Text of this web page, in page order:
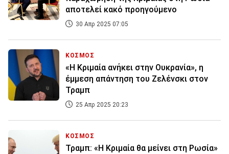
αποτελεί κακό προηγούμενο
30 Απρ 2025 07:05
ΚΟΣΜΟΣ
«Η Κριμαία ανήκει στην Ουκρανία», η
έμμεση απάντηση του Ζελένσκι στον
Τραμπ
25 Απρ 2025 20:23
ΚΟΣΜΟΣ
Τραμπ: «Η Κριμαία θα μείνει στη Ρωσία»